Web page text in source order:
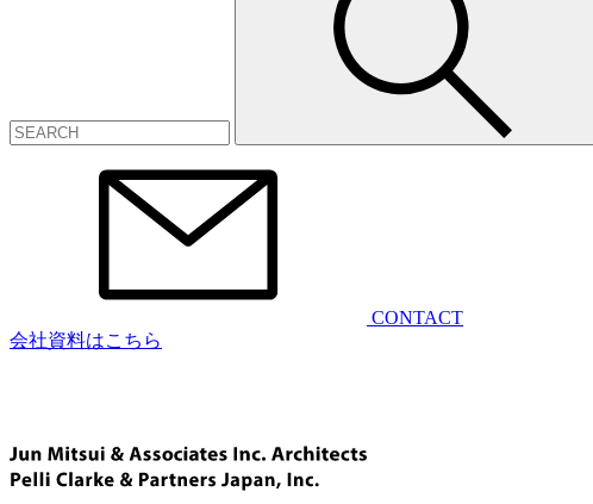
CONTACT
会社資料はこちら